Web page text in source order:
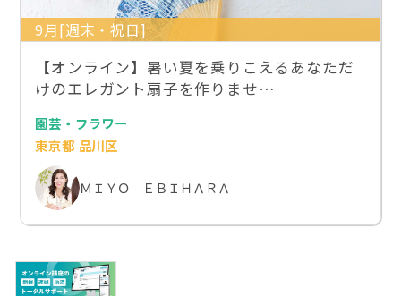
9月[週末・祝日]
【オンライン】暑い夏を乗りこえるあなただ
けのエレガント扇子を作りませ…
園芸・フラワー
東京都 品川区
ＭＩＹＯ ＥＢＩＨＡＲＡ